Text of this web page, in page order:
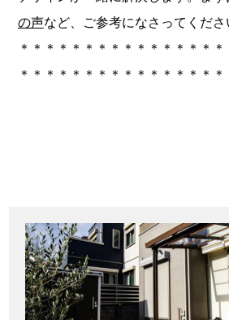
の声など、ご参考になさってくださ
＊＊＊＊＊＊＊＊＊＊＊＊＊＊＊
＊＊＊＊＊＊＊＊＊＊＊＊＊＊＊＊